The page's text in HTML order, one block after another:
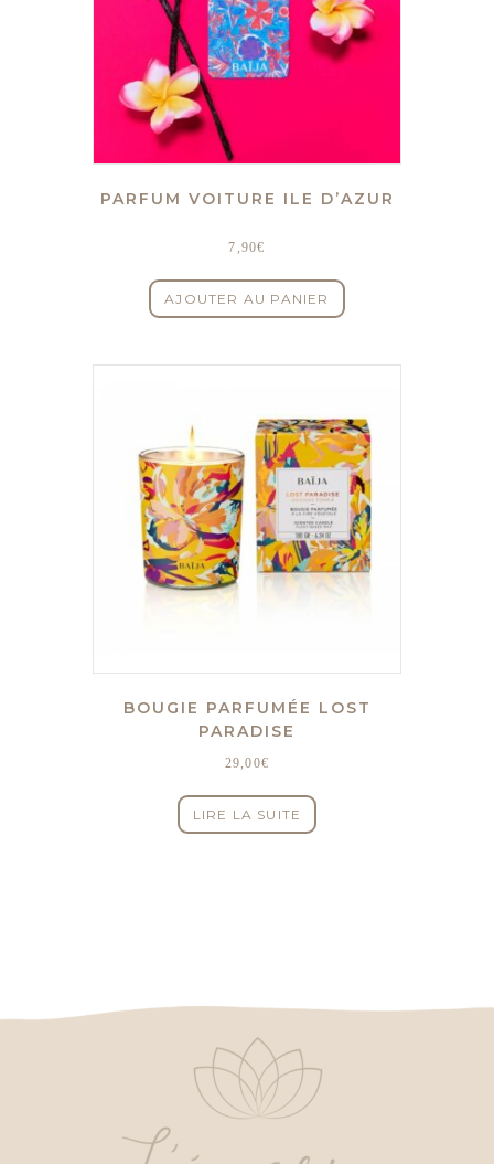
PARFUM VOITURE ILE D’AZUR
7,90€
AJOUTER AU PANIER
BOUGIE PARFUMÉE LOST
PARADISE
29,00€
LIRE LA SUITE